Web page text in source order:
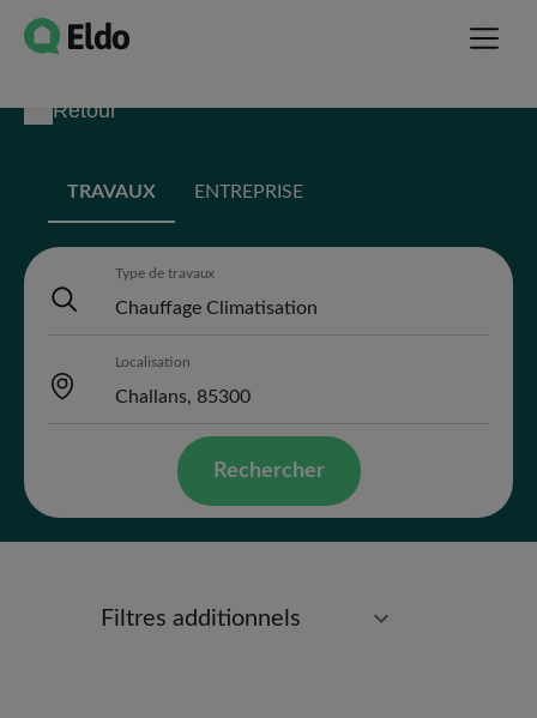
Retour
TRAVAUX ENTREPRISE
Type de travaux
Localisation
Rechercher
Filtres additionnels